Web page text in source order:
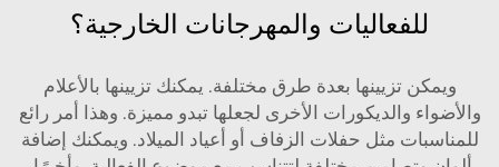
للفعاليات والمهرجانات الخارجية؟
ويمكن تزيينها بعدة طرق مختلفة. يمكنك تزيينها بالأعلام
والأضواء والديكورات الأخرى لجعلها تبدو مميزة. وهذا أمر رائع
للمناسبات مثل حفلات الزفاف أو أعياد الميلاد. ويمكنك إضافة